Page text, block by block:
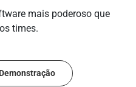
mais poderoso que
times.